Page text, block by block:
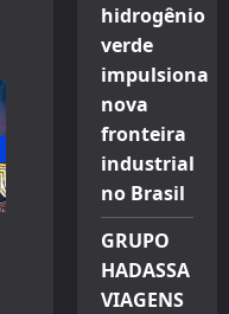
hidrogênio
verde
impulsiona
nova
fronteira
industrial
no Brasil
GRUPO
HADASSA
VIAGENS